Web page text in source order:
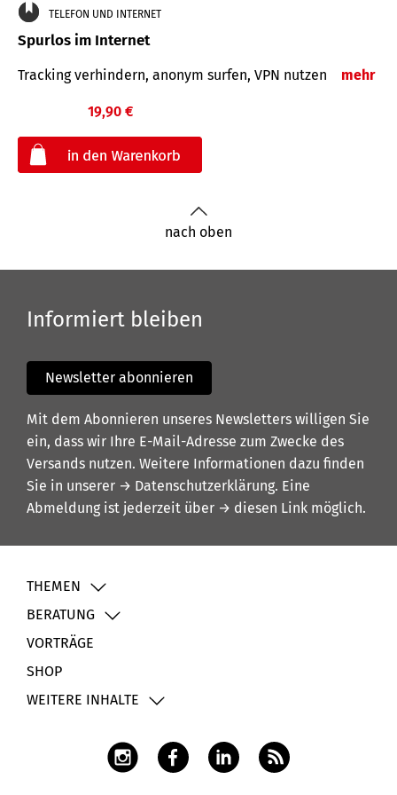
TELEFON UND INTERNET
Spurlos im Internet
Tracking verhindern, anonym surfen, VPN nutzen mehr
19,90 €
nach oben
Informiert bleiben
Newsletter abonnieren
Mit dem Abonnieren unseres Newsletters willigen Sie
ein, dass wir Ihre E-Mail-Adresse zum Zwecke des
Versands nutzen. Weitere Informationen dazu finden
Sie in unserer → Datenschutzerklärung. Eine
Abmeldung ist jederzeit über → diesen Link möglich.
THEMEN
BERATUNG
VORTRÄGE
SHOP
WEITERE INHALTE